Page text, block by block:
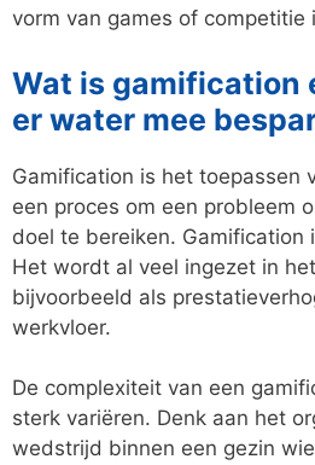
vorm van games of competitie
Wat is gamification
er water mee
Gamification is het toepassen
een proces om een probleem
doel te bereiken. Gamification
Het wordt al veel ingezet in
bijvoorbeeld als
werkvloer.
De complexiteit van een
sterk variëren. Denk aan het
wedstrijd binnen een gezin